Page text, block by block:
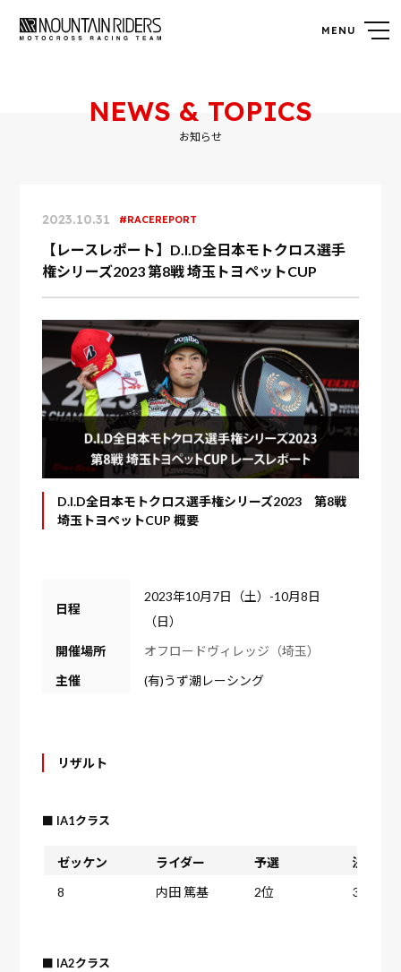
NEWS & TOPICS
お知らせ
2023.10.31 RACEREPORT
【レースレポート】D.I.D全日本モトクロス選手
権シリーズ2023 第8戦 埼玉トヨペットCUP
D.I.D全日本モトクロス選手権シリーズ2023 第8戦
埼玉トヨペットCUP 概要
日程
2023年10月7日（土）-10月8日
（日）
開催場所
オフロードヴィレッジ（埼玉）
主催
(有)うず潮レーシング
リザルト
■ IA1クラス
ゼッケン ライダー 予選
決勝ヒ
8
内田 篤基 2位 3位
■ IA2クラス